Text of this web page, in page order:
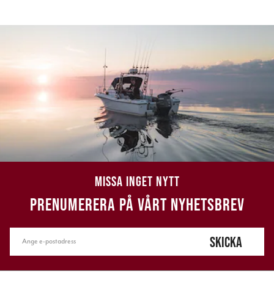
MISSA INGET NYTT
PRENUMERERA PÅ VÅRT NYHETSBREV
SKICKA